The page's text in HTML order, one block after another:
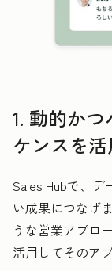
1. 動的か
ケンスを
Sales Hubで、
い成果につなげ
うな営業アプロ
活用してそのア